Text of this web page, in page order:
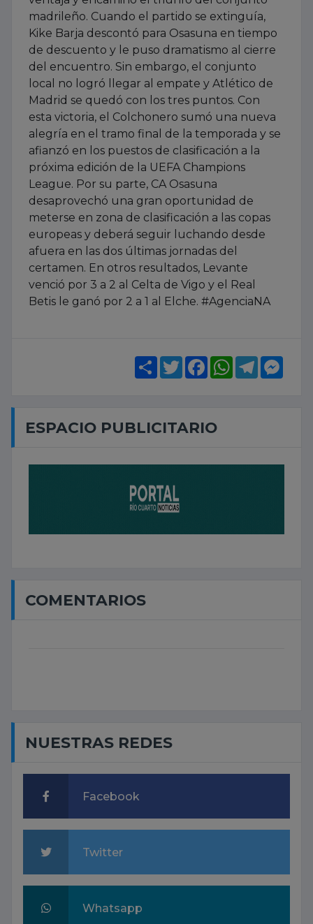
madrileño. Cuando el partido se extinguía,
Kike Barja descontó para Osasuna en tiempo
de descuento y le puso dramatismo al cierre
del encuentro. Sin embargo, el conjunto
local no logró llegar al empate y Atlético de
Madrid se quedó con los tres puntos. Con
esta victoria, el Colchonero sumó una nueva
alegría en el tramo final de la temporada y se
afianzó en los puestos de clasificación a la
próxima edición de la UEFA Champions
League. Por su parte, CA Osasuna
desaprovechó una gran oportunidad de
meterse en zona de clasificación a las copas
europeas y deberá seguir luchando desde
afuera en las dos últimas jornadas del
certamen. En otros resultados, Levante
venció por 3 a 2 al Celta de Vigo y el Real
Betis le ganó por 2 a 1 al Elche. #AgenciaNA
ShareTwitterFacebook
WhatsApp
Telegram
ESPACIO PUBLICITARIO
COMENTARIOS
NUESTRAS REDES
Facebook
Twitter
Whatsapp